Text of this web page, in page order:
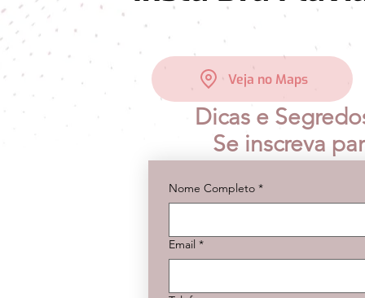
Veja no Maps
Dicas e
Se inscreva
Nome Completo *
Email *